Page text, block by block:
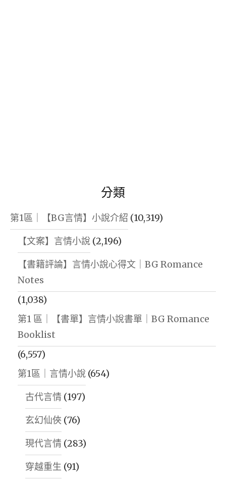
分類
第1區｜【BG言情】小說介紹 (10,319)
【文案】言情小說 (2,196)
【書籍評論】言情小說心得文｜BG Romance
Notes
(1,038)
第1 區｜【書單】言情小說書單｜BG Romance
Booklist
(6,557)
第1區｜言情小說 (654)
古代言情 (197)
玄幻仙俠 (76)
現代言情 (283)
穿越重生 (91)